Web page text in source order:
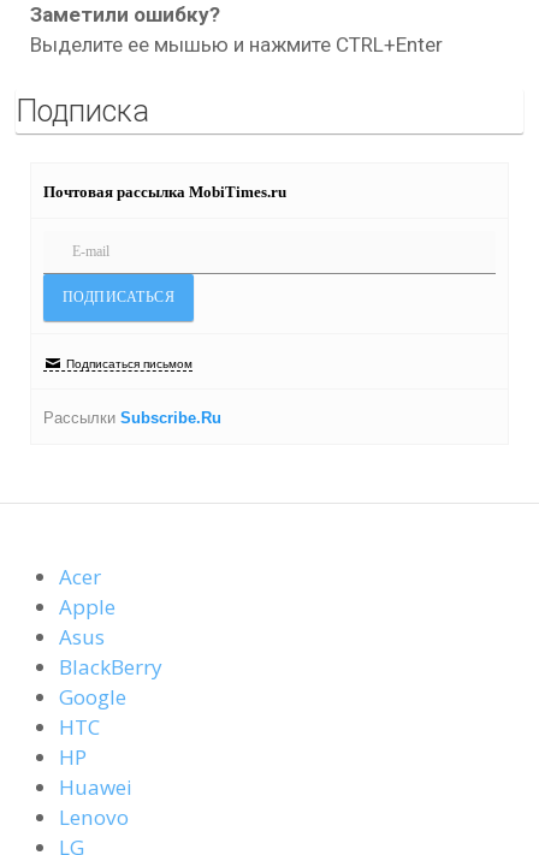
Заметили ошибку?
Выделите ее мышью и нажмите CTRL+Enter
Подписка
Почтовая рассылка MobiTimes.ru
Подписаться письмом
Рассылки Subscribe.Ru
Acer
Apple
Asus
BlackBerry
Google
HTC
HP
Huawei
Lenovo
LG